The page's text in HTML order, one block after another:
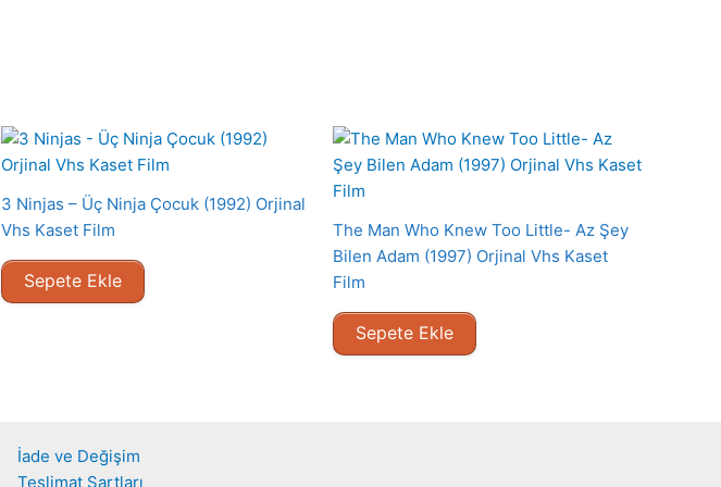
3 Ninjas – Üç Ninja Çocuk (1992) Orjinal
Vhs Kaset Film
Sepete Ekle
The Man Who Knew Too Little- Az Şey
Bilen Adam (1997) Orjinal Vhs Kaset
Film
Sepete Ekle
İade ve Değişim
Teslimat Şartları